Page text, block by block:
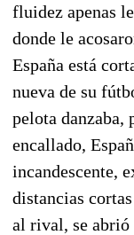
fluidez apenas
donde le
España está
nueva de su
pelota danzaba,
encallado,
incandescente,
distancias
al rival, se abrió